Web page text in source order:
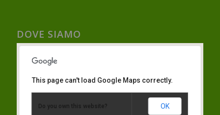
DOVE SIAMO
This page can't load Google Maps correctly.
Do you own this website? OK